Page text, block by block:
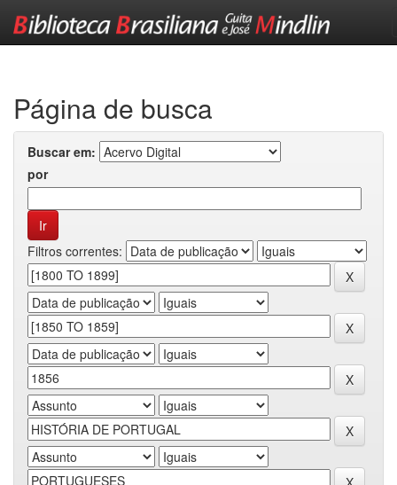
Página de busca
Buscar em:
por
Filtros correntes: